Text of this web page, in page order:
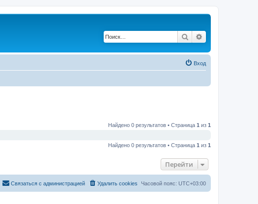
Поиск
Вход
Найдено 0 результатов • Страница 1 из 1
Найдено 0 результатов • Страница 1 из 1
Перейти
Часовой пояс: UTC+03:00
Удалить cookies
Связаться с администрацией